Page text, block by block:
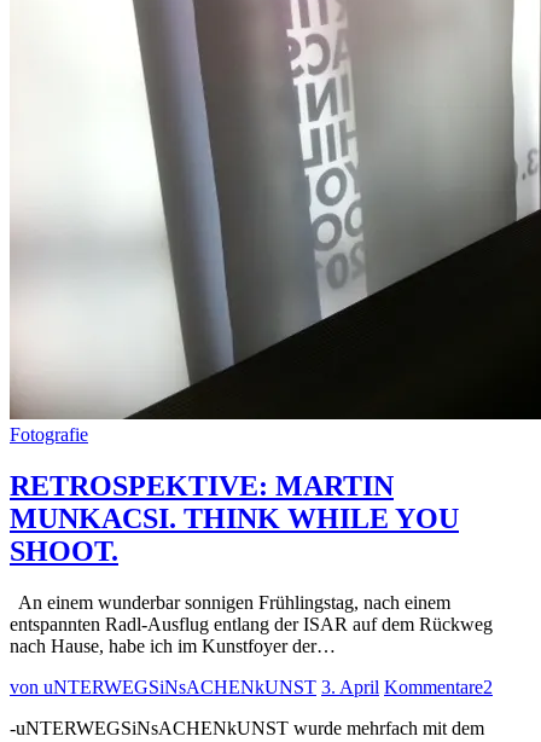
Fotografie
RETROSPEKTIVE: MARTIN
MUNKACSI. THINK WHILE YOU
SHOOT.
An einem wunderbar sonnigen Frühlingstag, nach einem
entspannten Radl-Ausflug entlang der ISAR auf dem Rückweg
nach Hause, habe ich im Kunstfoyer der…
von uNTERWEGSiNsACHENkUNST 3. April Kommentare2
-uNTERWEGSiNsACHENkUNST wurde mehrfach mit dem